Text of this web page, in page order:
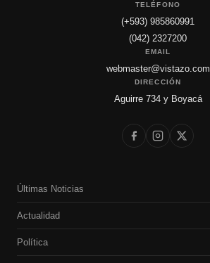
TELÉFONO
(+593) 985860991
(042) 2327200
EMAIL
webmaster@vistazo.com
DIRECCIÓN
Aguirre 734 y Boyacá
Últimas Noticias
Actualidad
Política